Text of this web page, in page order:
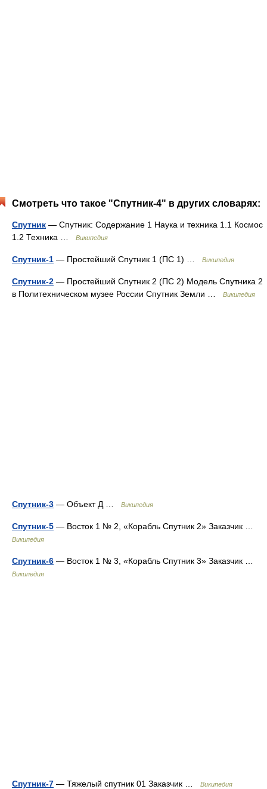
Смотреть что такое "Спутник-4" в других словарях:
Спутник — Спутник: Содержание 1 Наука и техника 1.1 Космос
1.2 Техника …
Википедия
Спутник-1 — Простейший Спутник 1 (ПС 1) … Википедия
Спутник-2 — Простейший Спутник 2 (ПС 2) Модель Спутника 2
в Политехническом музее России Спутник Земли …
Википедия
Спутник-3 — Объект Д … Википедия
Спутник-5 — Восток 1 № 2, «Корабль Спутник 2» Заказчик …
Википедия
Спутник-6 — Восток 1 № 3, «Корабль Спутник 3» Заказчик …
Википедия
Спутник-7 — Тяжелый спутник 01 Заказчик … Википедия